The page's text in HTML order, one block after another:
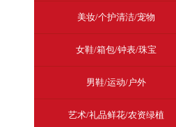
美妆/个护清洁/宠物
女鞋/箱包/钟表/珠宝
男鞋/运动/户外
艺术/礼品鲜花/农资绿植